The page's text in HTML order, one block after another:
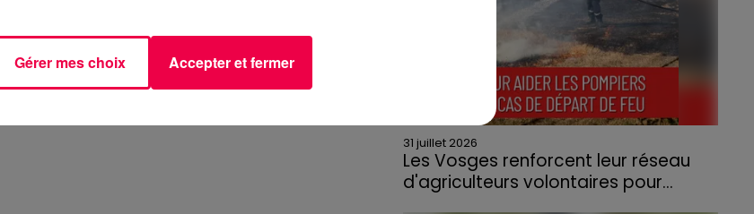
31 juillet 2026
Les Vosges renforcent leur réseau
d'agriculteurs volontaires pour...
Gérer mes choix Accepter et fermer